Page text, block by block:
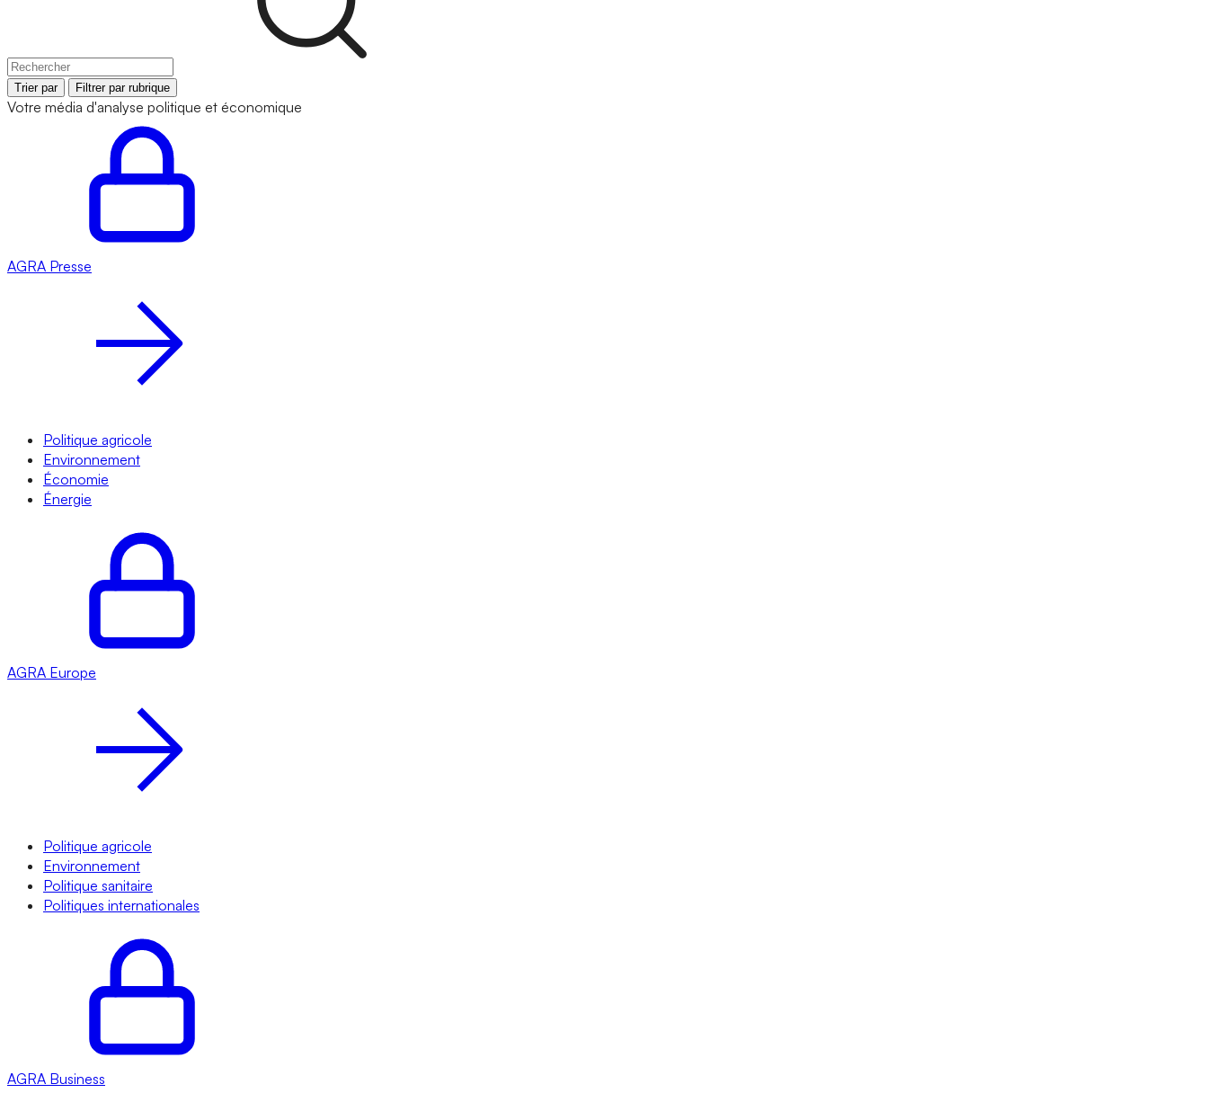
Trier par Filtrer par rubrique
Votre média d'analyse politique et économique
AGRA Presse
Politique agricole
Environnement
Économie
Énergie
AGRA Europe
Politique agricole
Environnement
Politique sanitaire
Politiques internationales
AGRA Business